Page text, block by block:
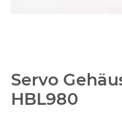
Servo
HBL980